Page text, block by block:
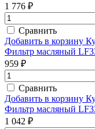
1 776 ₽
Сравнить
Добавить в корзину
Фильтр масляный
959 ₽
Сравнить
Добавить в корзину
Фильтр масляный
1 042 ₽